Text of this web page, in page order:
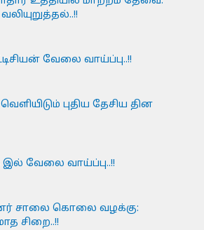
வேலை வாய்ப்பு..!!
புதிய தேசிய தின
இல் வேலை வாய்ப்பு..!!
சாலை கொலை வழக்கு:
சிறை..!!